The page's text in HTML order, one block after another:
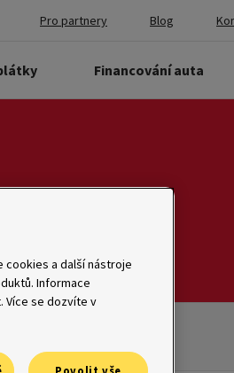
Pro partnery Blog
Financování auta
cookies a další nástroje
Informace
Více se dozvíte v